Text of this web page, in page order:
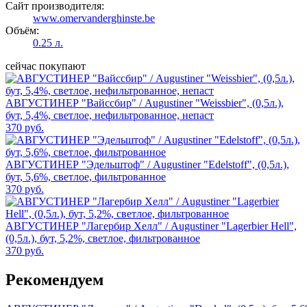
Сайт производителя:
www.omervanderghinste.be
Объём:
0.25 л.
сейчас покупают
АВГУСТИНЕР "Вайссбир" / Augustiner "Weissbier", (0,5л.),
бут, 5,4%, светлое, нефильтрованное, непаст
370 руб.
АВГУСТИНЕР "Эдельштоф" / Augustiner "Edelstoff", (0,5л.),
бут, 5,6%, светлое, фильтрованное
370 руб.
АВГУСТИНЕР "Лагербир Хелл" / Augustiner "Lagerbier Hell",
(0,5л.), бут, 5,2%, светлое, фильтрованное
370 руб.
Рекомендуем